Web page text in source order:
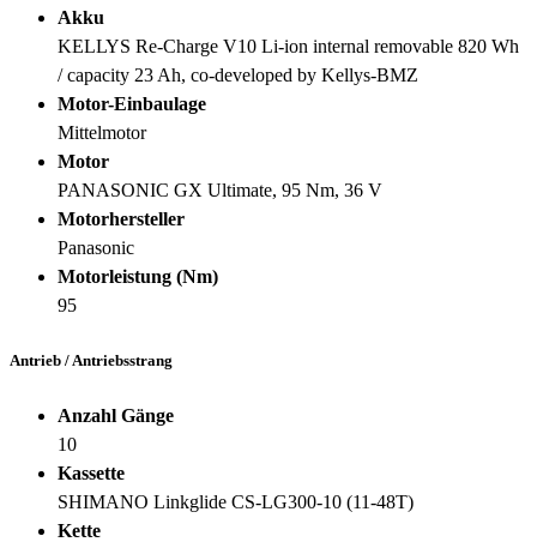
Akku
KELLYS Re-Charge V10 Li-ion internal removable 820 Wh
/ capacity 23 Ah, co-developed by Kellys-BMZ
Motor-Einbaulage
Mittelmotor
Motor
PANASONIC GX Ultimate, 95 Nm, 36 V
Motorhersteller
Panasonic
Motorleistung (Nm)
95
Antrieb / Antriebsstrang
Anzahl Gänge
10
Kassette
SHIMANO Linkglide CS-LG300-10 (11-48T)
Kette